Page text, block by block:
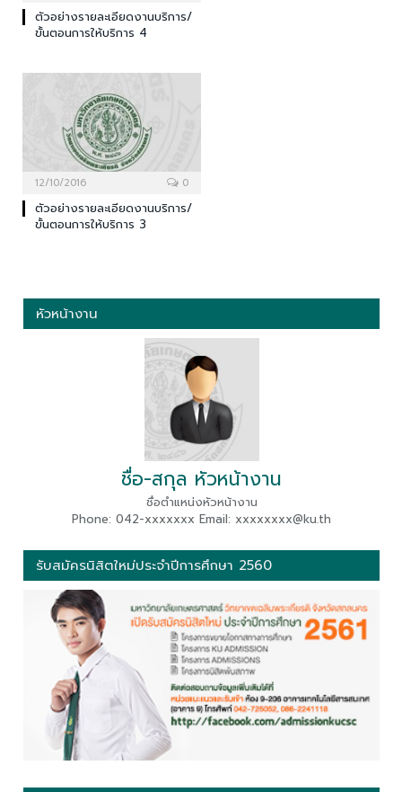
ตัวอย่างรายละเอียดงานบริการ/
ขั้นตอนการให้บริการ 4
12/10/2016 0
ตัวอย่างรายละเอียดงานบริการ/
ขั้นตอนการให้บริการ 3
หัวหน้างาน
ชื่อ-สกุล หัวหน้างาน
ชื่อตำแหน่งหัวหน้างาน
Phone: 042-xxxxxxx Email: xxxxxxxx@ku.th
รับสมัครนิสิตใหม่ประจำปีการศึกษา 2560